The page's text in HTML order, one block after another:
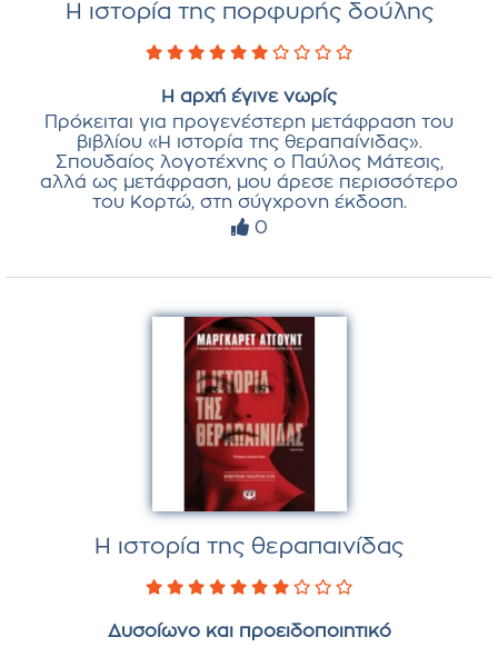
Η ιστορία της πορφυρής δούλης
Η αρχή έγινε νωρίς
Πρόκειται για προγενέστερη μετάφραση του
βιβλίου «Η ιστορία της θεραπαίνιδας».
Σπουδαίος λογοτέχνης ο Παύλος Μάτεσις,
αλλά ως μετάφραση, μου άρεσε περισσότερο
του Κορτώ, στη σύγχρονη έκδοση.
0
Η ιστορία της θεραπαινίδας
Δυσοίωνο και προειδοποιητικό